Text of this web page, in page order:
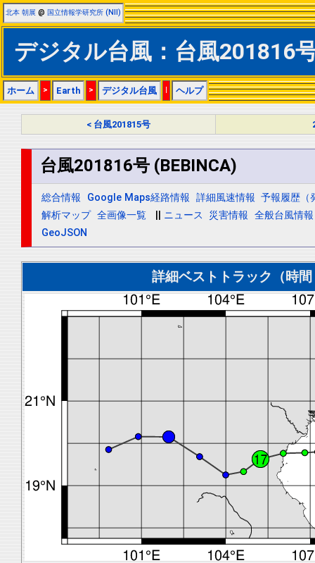
北本 朝展 @ 国立情報学研究所 (NII)
デジタル台風：台風201816
ホーム > Earth > デジタル台風 | ヘルプ
< 台風201815号
台風201816号 (BEBINCA)
総合情報 Google Maps経路情報 詳細風速情報 予報履歴（
解析マップ 全画像一覧 ニュース 災害情報 全般台風情報
GeoJSON
詳細ベストトラック（時